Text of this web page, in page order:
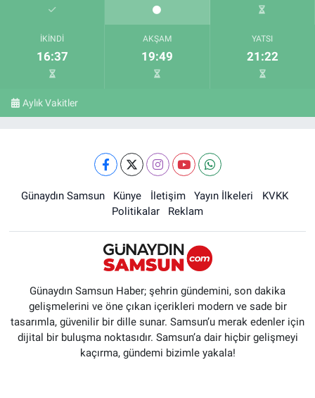
İKINDI
16:37
AKŞAM
19:49
YATSI
21:22
Aylık Vakitler
Günaydın Samsun Künye İletişim Yayın İlkeleri
KVKK
Politikalar
Reklam
Günaydın Samsun Haber; şehrin gündemini, son dakika
gelişmelerini ve öne çıkan içerikleri modern ve sade bir
tasarımla, güvenilir bir dille sunar. Samsun’u merak edenler için
dijital bir buluşma noktasıdır. Samsun’a dair hiçbir gelişmeyi
kaçırma, gündemi bizimle yakala!